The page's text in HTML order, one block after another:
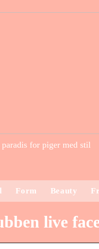
for piger med stil
Form Beauty
live